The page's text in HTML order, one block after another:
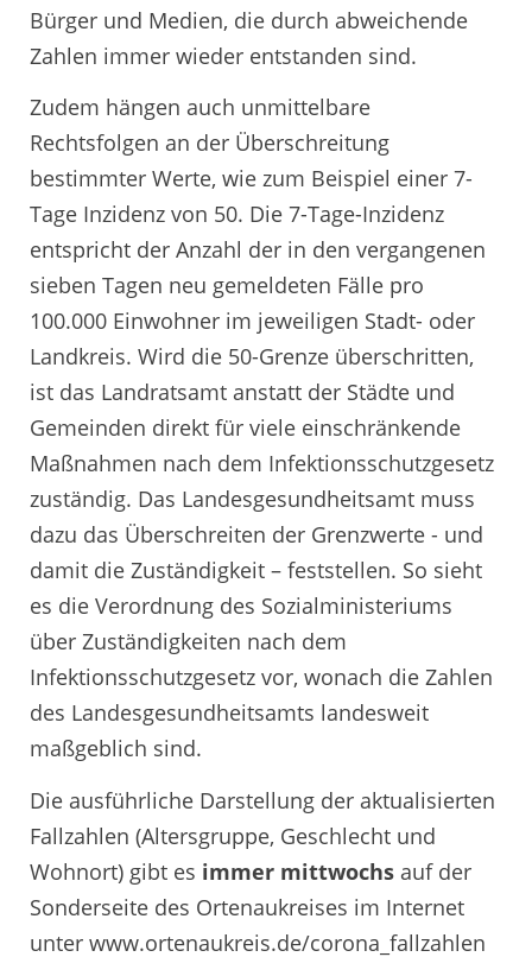
Bürger und Medien, die durch abweichende
Zahlen immer wieder entstanden sind.
Zudem hängen auch unmittelbare
Rechtsfolgen an der Überschreitung
bestimmter Werte, wie zum Beispiel einer 7-
Tage Inzidenz von 50. Die 7-Tage-Inzidenz
entspricht der Anzahl der in den vergangenen
sieben Tagen neu gemeldeten Fälle pro
100.000 Einwohner im jeweiligen Stadt- oder
Landkreis. Wird die 50-Grenze überschritten,
ist das Landratsamt anstatt der Städte und
Gemeinden direkt für viele einschränkende
Maßnahmen nach dem Infektionsschutzgesetz
zuständig. Das Landesgesundheitsamt muss
dazu das Überschreiten der Grenzwerte - und
damit die Zuständigkeit – feststellen. So sieht
es die Verordnung des Sozialministeriums
über Zuständigkeiten nach dem
Infektionsschutzgesetz vor, wonach die Zahlen
des Landesgesundheitsamts landesweit
maßgeblich sind.
Die ausführliche Darstellung der aktualisierten
Fallzahlen (Altersgruppe, Geschlecht und
Wohnort) gibt es immer mittwochs auf der
Sonderseite des Ortenaukreises im Internet
unter www.ortenaukreis.de/corona_fallzahlen